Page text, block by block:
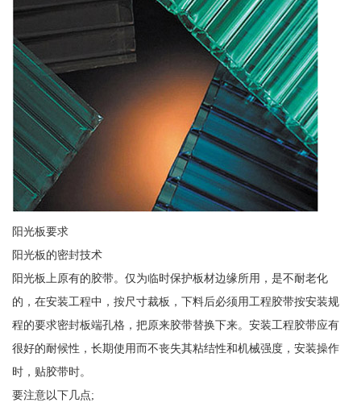
阳光板要求
阳光板的密封技术
阳光板上原有的胶带。仅为临时保护板材边缘所用，是不耐老化
的，在安装工程中，按尺寸裁板，下料后必须用工程胶带按安装规
程的要求密封板端孔格，把原来胶带替换下来。安装工程胶带应有
很好的耐候性，长期使用而不丧失其粘结性和机械强度，安装操作
时，贴胶带时。
要注意以下几点;